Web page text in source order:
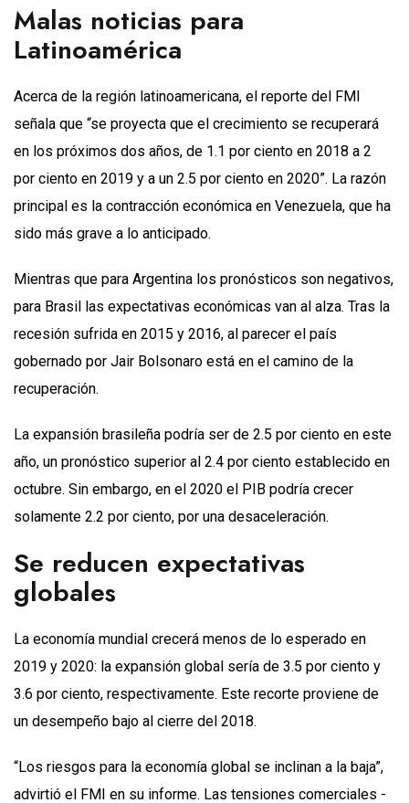
Malas noticias para
Latinoamérica
Acerca de la región latinoamericana, el reporte del FMI
señala que “se proyecta que el crecimiento se recuperará
en los próximos dos años, de 1.1 por ciento en 2018 a 2
por ciento en 2019 y a un 2.5 por ciento en 2020”. La razón
principal es la contracción económica en Venezuela, que ha
sido más grave a lo anticipado.
Mientras que para Argentina los pronósticos son negativos,
para Brasil las expectativas económicas van al alza. Tras la
recesión sufrida en 2015 y 2016, al parecer el país
gobernado por Jair Bolsonaro está en el camino de la
recuperación.
La expansión brasileña podría ser de 2.5 por ciento en este
año, un pronóstico superior al 2.4 por ciento establecido en
octubre. Sin embargo, en el 2020 el PIB podría crecer
solamente 2.2 por ciento, por una desaceleración.
Se reducen expectativas
globales
La economía mundial crecerá menos de lo esperado en
2019 y 2020: la expansión global sería de 3.5 por ciento y
3.6 por ciento, respectivamente. Este recorte proviene de
un desempeño bajo al cierre del 2018.
“Los riesgos para la economía global se inclinan a la baja”,
advirtió el FMI en su informe. Las tensiones comerciales -